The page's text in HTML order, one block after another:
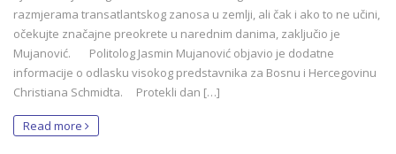
razmjerama transatlantskog zanosa u zemlji, ali čak i ako to ne učini,
očekujte značajne preokrete u narednim danima, zaključio je
Mujanović. Politolog Jasmin Mujanović objavio je dodatne
informacije o odlasku visokog predstavnika za Bosnu i Hercegovinu
Christiana Schmidta. Protekli dan […]
Read more